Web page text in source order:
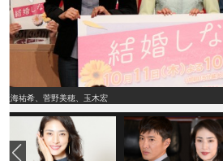
天海祐希、菅野美穂、玉木宏